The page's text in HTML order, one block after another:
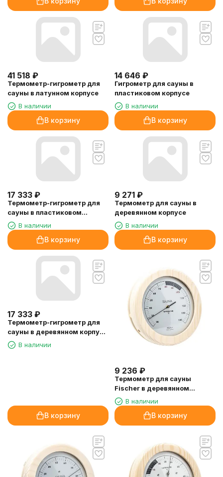
41 518 ₽
Термометр-гигрометр для
сауны в латунном корпусе
В наличии
В корзину
14 646 ₽
Гигрометр для сауны в
пластиковом корпусе
В наличии
В корзину
17 333 ₽
Термометр-гигрометр для
сауны в пластиковом
корпусе
В наличии
В корзину
9 271 ₽
Термометр для сауны в
деревянном корпусе
В наличии
В корзину
17 333 ₽
Термометр-гигрометр для
сауны в деревянном корпусе
квадратный
В наличии
В корзину
9 236 ₽
Термометр для сауны
Fischer в деревянном
корпусе
В наличии
В корзину